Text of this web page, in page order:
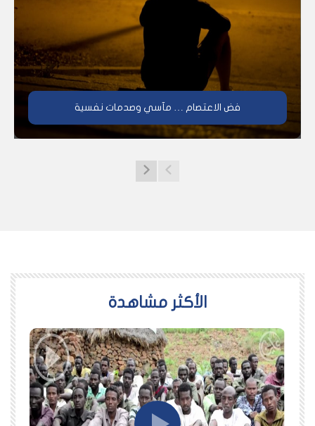
فض الاعتصام … مآسي وصدمات نفسية
اﻷكثر مشاهدة